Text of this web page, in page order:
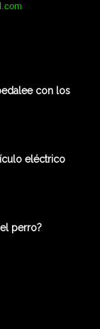
con los
eléctrico
perro?